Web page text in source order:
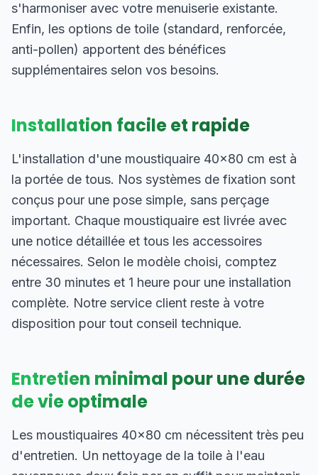
s'harmoniser avec votre menuiserie existante.
Enfin, les options de toile (standard, renforcée,
anti-pollen) apportent des bénéfices
supplémentaires selon vos besoins.
Installation facile et rapide
L'installation d'une moustiquaire 40×80 cm est à
la portée de tous. Nos systèmes de fixation sont
conçus pour une pose simple, sans perçage
important. Chaque moustiquaire est livrée avec
une notice détaillée et tous les accessoires
nécessaires. Selon le modèle choisi, comptez
entre 30 minutes et 1 heure pour une installation
complète. Notre service client reste à votre
disposition pour tout conseil technique.
Entretien minimal pour une durée
de vie optimale
Les moustiquaires 40×80 cm nécessitent très peu
d'entretien. Un nettoyage de la toile à l'eau